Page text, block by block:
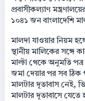
প্রবাসীকল্যাণ
১০৪১ জন বাংলাদেশি
মালদা যাওয়ার নিয়ম
স্থানীয় মালিকের সঙ্গে
মাল্টা থেকে অনুমতি
জমা দেয়ার পর সব ঠিক
মালটার দূতাবাস নেই,
মালটার দূতাবাসে যেতে